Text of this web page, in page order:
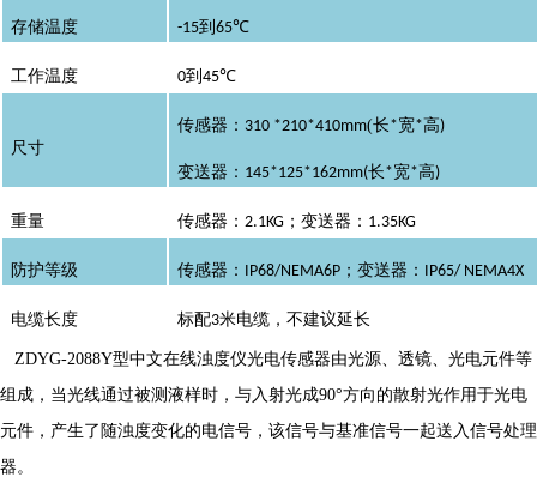
存储温度 -15到 65℃
工作温度 0到 45℃
尺寸
传感器： 310 *210*410mm(长*宽*高)
变送器： 145*125*162mm(长*宽*高)
重量 传感器： 2.1KG ；变送器： 1.35KG
防护等级 传感器： IP68/NEMA6P ；变送器： IP65/ NEMA4X
电缆长度 标配3米电缆，不建议延长
ZDYG-2088Y型中文在线浊度仪光电传感器由光源、透镜、光电元件等
组成，当光线通过被测液样时，与入射光成90°方向的散射光作用于光电
元件，产生了随浊度变化的电信号，该信号与基准信号一起送入信号处理
器。